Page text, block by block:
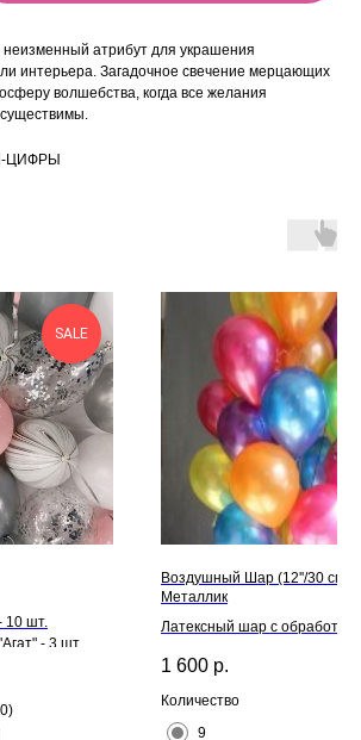
неизменный атрибут для украшения
интерьера. Загадочное свечение мерцающих
волшебства, когда все желания
ЦИФРЫ
SALE
10 шт.
- 3 шт.
Воздушный Шар (12''/30 см)
Металлик
Латексный шар с
1 600 р.
Количество
9